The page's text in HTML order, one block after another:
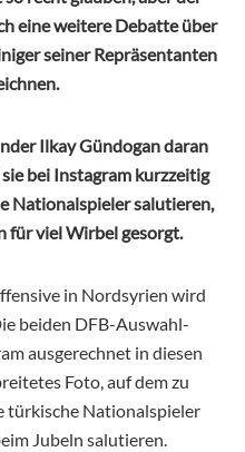
eine weitere Debatte über
seiner Repräsentanten
Ilkay Gündogan daran
bei Instagram kurzzeitig
Nationalspieler salutieren,
für viel Wirbel gesorgt.
in Nordsyrien wird
beiden DFB-Auswahl-
ausgerechnet in diesen
Foto, auf dem zu
türkische Nationalspieler
Jubeln salutieren.